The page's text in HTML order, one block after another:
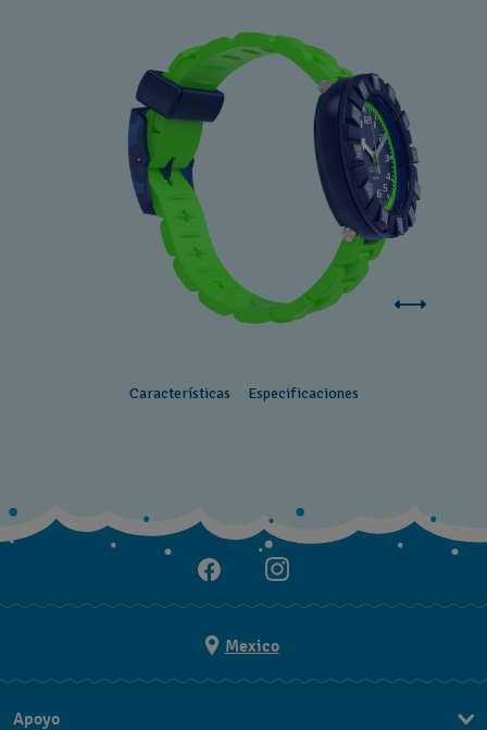
Características Especificaciones
Mexico
Apoyo